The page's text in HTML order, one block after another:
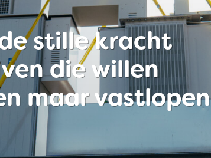
stille kracht
die willen
maar vastlopen